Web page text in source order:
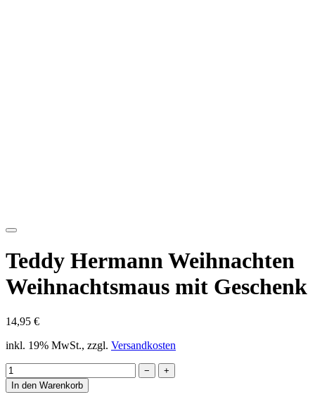
Teddy Hermann Weihnachten
Weihnachtsmaus mit Geschenk
14,95 €
inkl. 19% MwSt., zzgl. Versandkosten
−
+
In den Warenkorb